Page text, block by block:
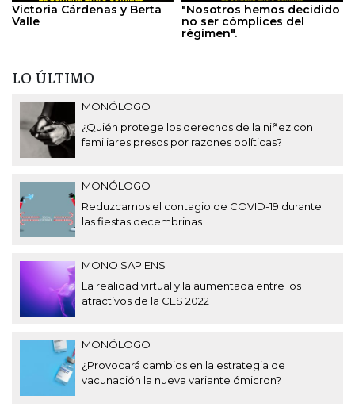
Victoria Cárdenas y Berta
Valle
"Nosotros hemos decidido
no ser cómplices del
régimen".
LO ÚLTIMO
MONÓLOGO
¿Quién protege los derechos de la niñez con
familiares presos por razones políticas?
MONÓLOGO
Reduzcamos el contagio de COVID-19 durante
las fiestas decembrinas
MONO SAPIENS
La realidad virtual y la aumentada entre los
atractivos de la CES 2022
MONÓLOGO
¿Provocará cambios en la estrategia de
vacunación la nueva variante ómicron?